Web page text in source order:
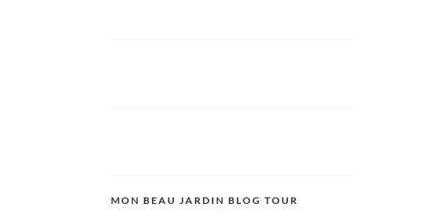
MON BEAU JARDIN BLOG TOUR